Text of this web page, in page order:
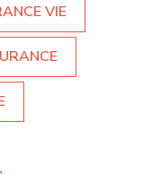
VIE